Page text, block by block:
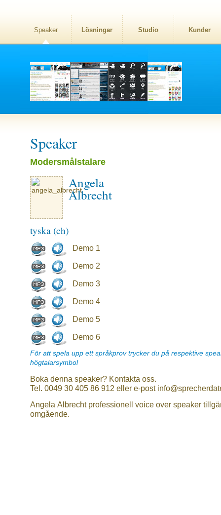
Speaker Lösningar Studio Kunder
Speaker
Modersmålstalare
Angela
Albrecht
tyska (ch)
Demo 1
Demo 2
Demo 3
Demo 4
Demo 5
Demo 6
För att spela upp ett språkprov trycker du på respektive
högtalarsymbol
Boka denna speaker? Kontakta oss.
Tel. 0049 30 405 86 912 eller e-post
Angela Albrecht professionell voice over speaker
omgående.